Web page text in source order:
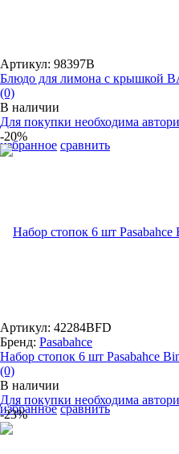
избранное сравнить
Артикул: 98397B
Блюдо для лимона с крышкой
(0)
В наличии
Для покупки необходима
-20%
избранное сравнить
Артикул: 42284BFD
Бренд: Pasabahce
Набор стопок 6 шт Pasabahce
(0)
В наличии
Для покупки необходима
-23%